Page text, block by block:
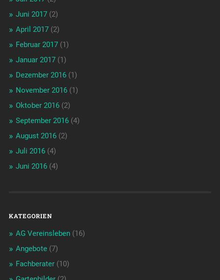
Juni 2017(2)
April 2017(2)
Februar 2017(1)
Januar 2017(1)
Dezember 2016(1)
November 2016(1)
Oktober 2016(2)
September 2016(4)
August 2016(2)
Juli 2016(4)
Juni 2016(4)
KATEGORIEN
AG Vereinsleben(16)
Angebote(7)
Fachberater(10)